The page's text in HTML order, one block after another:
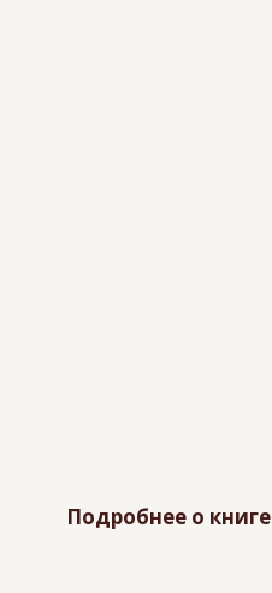
Подробнее о книге